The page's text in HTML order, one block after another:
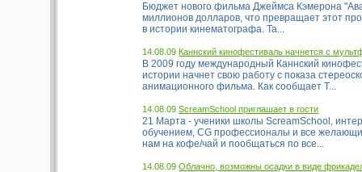
Бюджет нового фильма Джеймса Кэмерона
миллионов долларов, что превращает этот
в истории кинематографа. Та...
14.08.09Каннский кинофестиваль начнется с
В 2009 году международный Каннский
истории начнет свою работу с показа
анимационного фильма. Как сообщает T...
14.08.09ScreamSchool приглашает в гости
21 Марта - ученики школы ScreamSchool,
обучением, CG профессионалы и все
нам на кофе/чай и пообщаться по все...
14.08.09Облачно, возможны осадки в виде